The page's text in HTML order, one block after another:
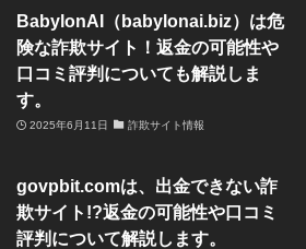
BabylonAI（babylonai.biz）は危
険な詐欺サイト！返金の可能性や
口コミ評判についても解説しま
す。
2025年6月11日 詐欺サイト情報
govpbit.comは、出金できない詐
欺サイト!?返金の可能性や口コミ
評判について解説します。